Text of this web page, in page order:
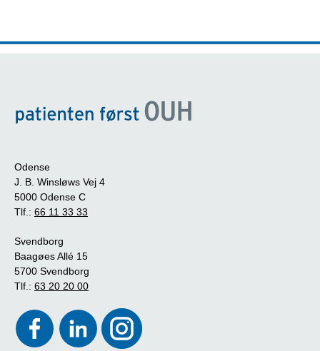
Odense
J. B. Winsløws Vej 4
5000 Odense C
Tlf.: 66 11 33 33
Svendborg
Baagøes Allé 15
5700 Svendborg
Tlf.: 63 20 20 00